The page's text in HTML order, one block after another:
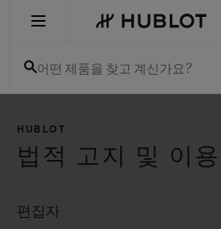
어떤 제품을 찾고 계신가요?
HUBLOT
법적 고지 및 이
편집자
최근 검색이 없습니다